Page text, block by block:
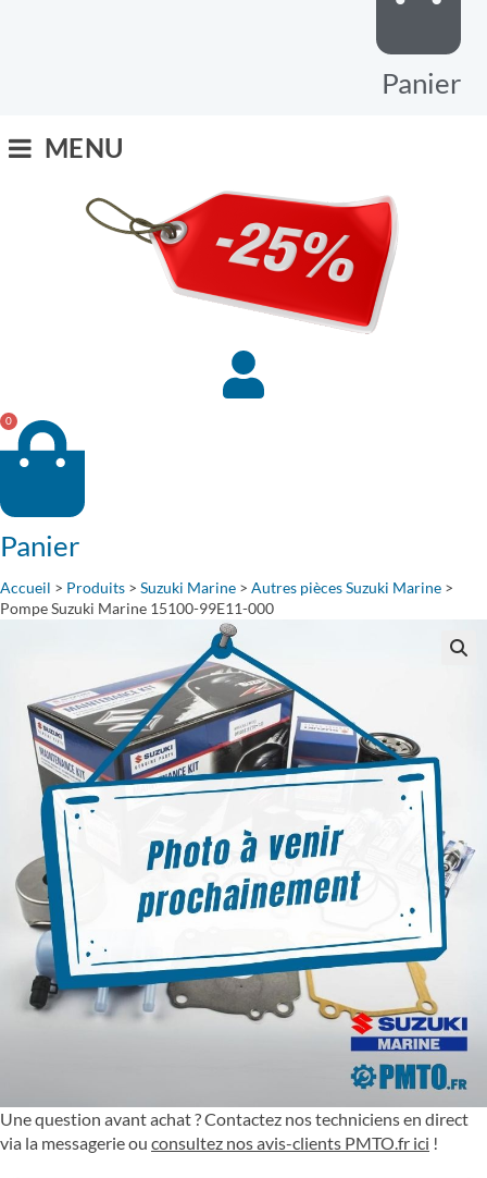
Panier
MENU
0
Panier
Accueil > Produits > Suzuki Marine > Autres pièces Suzuki Marine >
Pompe Suzuki Marine 15100-99E11-000
Une question avant achat ? Contactez nos techniciens en direct
via la messagerie ou consultez nos avis-clients PMTO.fr ici !